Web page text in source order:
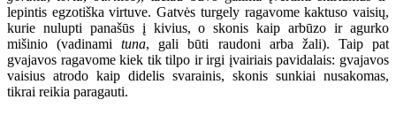
lepintis egzotiška virtuve. Gatvės turgely ragavome kaktuso vaisių,
kurie nulupti panašūs į kivius, o skonis kaip arbūzo ir agurko
mišinio (vadinamituna, gali būti raudoni arba žali). Taip pat
gvajavos ragavome kiek tik tilpo ir irgi įvairiais pavidalais: gvajavos
vaisius atrodo kaip didelis svarainis, skonis sunkiai nusakomas,
tikrai reikia paragauti.